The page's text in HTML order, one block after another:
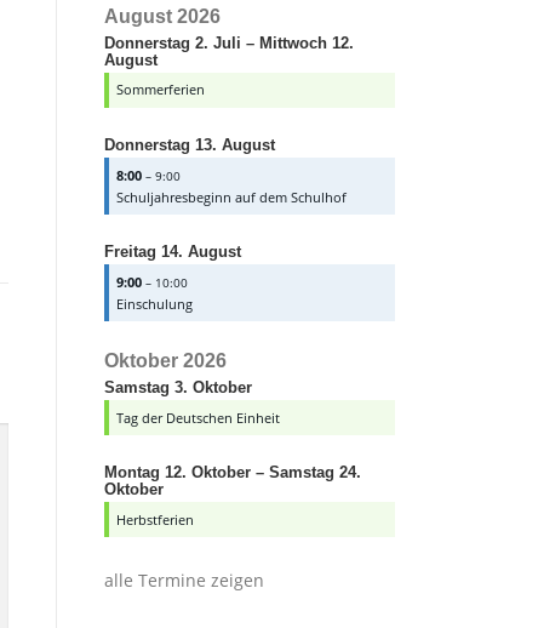
August 2026
Donnerstag 2. Juli – Mittwoch 12.
August
Sommerferien
Donnerstag 13. August
8:00 – 9:00
Schuljahresbeginn auf dem Schulhof
Freitag 14. August
9:00 – 10:00
Einschulung
Oktober 2026
Samstag 3. Oktober
Tag der Deutschen Einheit
Montag 12. Oktober – Samstag 24.
Oktober
Herbstferien
alle Termine zeigen